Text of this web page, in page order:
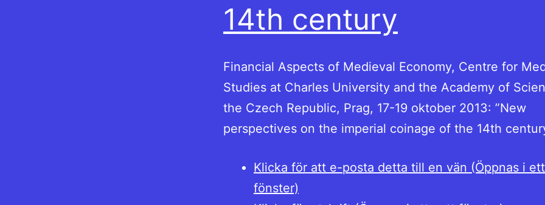
14th century
Financial Aspects of Medieval Economy, Centre for
Studies at Charles University and the Academy of
the Czech Republic, Prag, 17-19 oktober 2013: ”New
perspectives on the imperial coinage of the 14th
Klicka för att e-posta detta till en vän (Öppnas i
fönster)